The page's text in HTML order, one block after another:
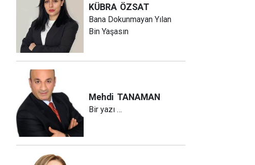
KÜBRA ÖZSAT
Bana Dokunmayan Yılan
Bin Yaşasın
Mehdi TANAMAN
Bir yazı …